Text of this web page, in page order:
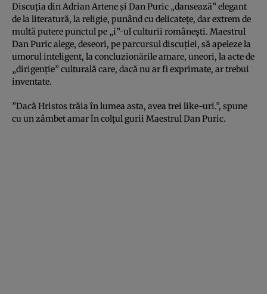
Discuția din Adrian Artene și Dan Puric „dansează” elegant
de la literatură, la religie, punând cu delicatețe, dar extrem de
multă putere punctul pe „i”-ul culturii românești. Maestrul
Dan Puric alege, deseori, pe parcursul discuției, să apeleze la
umorul inteligent, la concluzionările amare, uneori, la acte de
„dirigenție” culturală care, dacă nu ar fi exprimate, ar trebui
inventate.
”Dacă Hristos trăia în lumea asta, avea trei like-uri.”, spune
cu un zâmbet amar în colțul gurii Maestrul Dan Puric.